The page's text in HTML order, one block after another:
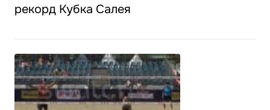
рекорд Кубка Салея